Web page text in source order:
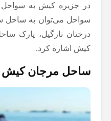
در جزیره کیش به سواحل
سواحل می‌توان به ساحل
درختان نارگیل، پارک
کیش اشاره کرد.
ساحل مرجان کیش